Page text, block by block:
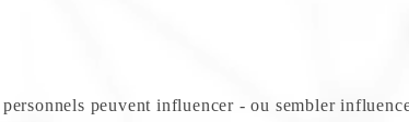
peuvent influencer - ou sembler